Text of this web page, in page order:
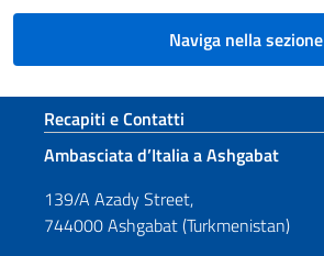
Naviga nella sezione
Sezione footer
Recapiti e Contatti
Ambasciata d’Italia a Ashgabat
139/A Azady Street,
744000 Ashgabat (Turkmenistan)